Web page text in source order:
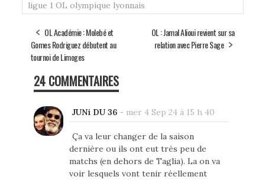
ligue 1 OL olympique lyonnais
OL Académie : Molebé et
Gomes Rodriguez débutent au
tournoi de Limoges
OL : Jamal Alioui revient sur sa
relation avec Pierre Sage
24 COMMENTAIRES
JUNi DU 36- mer 4 Sep 24 à 15 h 40
Ça va leur changer de la saison
dernière ou ils ont eut très peu de
matchs (en dehors de Taglia). La on va
voir lesquels vont tenir réellement